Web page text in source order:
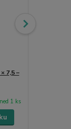
7,5 –
1 ks